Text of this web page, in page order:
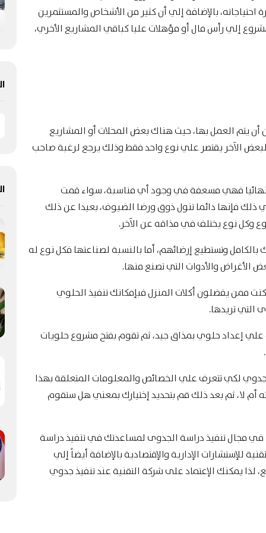
بالإضافة إلي أن كثير من الأشخاص والمستثمرين
إلي رأس مال أو مؤهلات عليا كباقي المشاريع الأخري،
أن يتم العمل بها، حيث هناك بعض المحلات أو المشاريع
الآخر يقتصر علي نوع واحد فقط وذلك يرجع لرغبة صاحب
نهائيا فهي مسعفة في وجود أي مناسبة، سواء قمت
ذلك فإنها دائما تنول ذوق ورضا الضيوف، بعيدا عن ذلك
وكل نوع يختلف في مذاقه عن الآخر.
وتستطيع إرضائهم، أما بالنسبة لصناعتها فكل نوع له
والأدوات التي تصنع منها.
ممن يفضلون أكلات المنزل فبإمكانك تنفيذ الحلوي
التي تريدها.
إعداد حلوي بمذاق جيد، ثم تقوم بفتح مشروع حلويات
لكي تتعرف علي الخصائص والمعلومات المتعلقة بهذا
أم لا، ثم بعد ذلك قم بتحديد إختيارك بمعني هل ستقوم
في مجال تنفيذ دراسة الجدوى لمساعدتك في تنفيذ دراسة
للإستشارات الإدارية والإقتصادية بالإضافة أيضاً إلي
لذا يمكنك الإعتماد على شركة التقنية عند تنفيذ جدوي